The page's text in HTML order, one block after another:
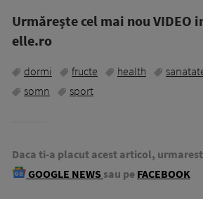
Urmăreşte cel mai nou VIDEO
elle.ro
dormi fructe health
somn
sport
Daca ti-a placut acest articol,
GOOGLE NEWS sau pe FACEBOOK